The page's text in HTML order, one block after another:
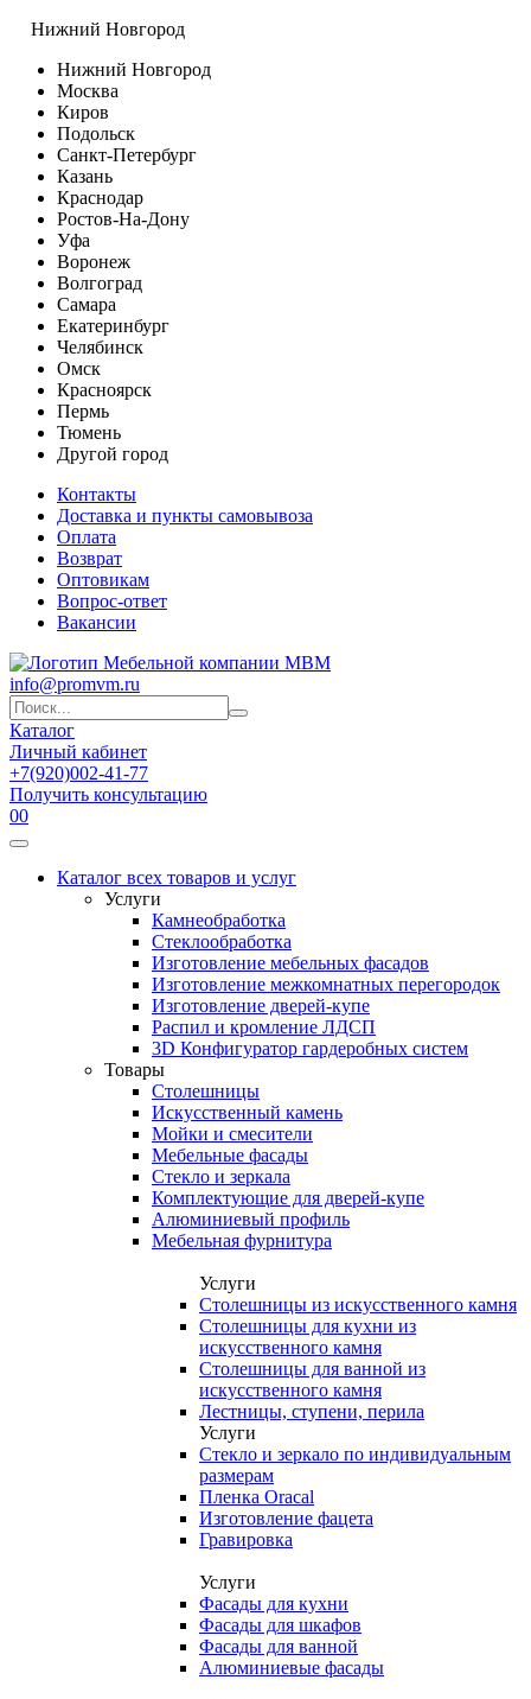
Нижний Новгород
Нижний Новгород
Москва
Киров
Подольск
Санкт-Петербург
Казань
Краснодар
Ростов-На-Дону
Уфа
Воронеж
Волгоград
Самара
Екатеринбург
Челябинск
Омск
Красноярск
Пермь
Тюмень
Другой город
Контакты
Доставка и пункты самовывоза
Оплата
Возврат
Оптовикам
Вопрос-ответ
Вакансии
info@promvm.ru
Каталог
Личный кабинет
+7(920)002-41-77
Получить консультацию
00
Каталог всех товаров и услуг
Услуги
Камнеобработка
Стеклообработка
Изготовление мебельных фасадов
Изготовление межкомнатных перегородок
Изготовление дверей-купе
Распил и кромление ЛДСП
3D Конфигуратор гардеробных систем
Товары
Столешницы
Искусственный камень
Мойки и смесители
Мебельные фасады
Стекло и зеркала
Комплектующие для дверей-купе
Алюминиевый профиль
Мебельная фурнитура
Услуги
Столешницы из искусственного камня
Столешницы для кухни из
искусственного камня
Столешницы для ванной из
искусственного камня
Лестницы, ступени, перила
Услуги
Стекло и зеркало по индивидуальным
размерам
Пленка Oracal
Изготовление фацета
Гравировка
Услуги
Фасады для кухни
Фасады для шкафов
Фасады для ванной
Алюминиевые фасады